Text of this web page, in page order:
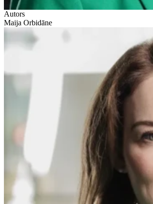
Autors
Maija Orbidāne